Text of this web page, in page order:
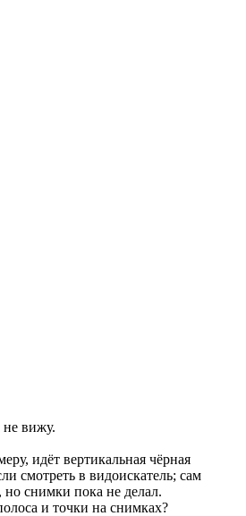
вижу.
идёт вертикальная чёрная
смотреть в видоискатель; сам
снимки пока не делал.
и точки на снимках?